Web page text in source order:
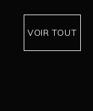
VOIR TOUT